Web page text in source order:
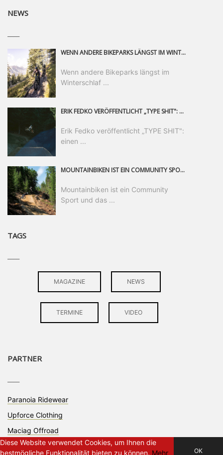
NEWS
WENN ANDERE BIKEPARKS LÄNGST IM WINTERSCHLAF SIND, IST MAN IN SAALFELDEN LEOGANG IMMER NOCH AM MOUNTAINBIKEN. IST DER HERBST DIE SCHÖNSTE ZEIT DES JAHRES? AUF DEN TRAILS RUND UM SAALFELDEN LEOGANG UND IM EPIC BIKEPARK LEOGANG IST ER DAS AUF JEDEN FALL – UND DIE GEFÜHLT DIE LÄNGSTE NOCH DAZU. NOCH BIS MINDESTENS 8. NOVEMBER STEHT DAS PINZGAUER MOUNTAINBIKE-PARADIES ALLEN RIDERN OFFEN, DIE EINFACH NICHT GENUG KRIEGEN KÖNNEN. DABEI HÄLT DIE GOLDENE JAHRESZEIT IN SAALFELDEN LEOGANG WEIT MEHR ALS LINES, TRAILS UND HERBSTPANORAMEN BEREIT: MIT DEM BIKE FESTIVAL, VERSCHIEDENEN LADIES SHRED EVENTS UND EINEM DIE GESAMTE SAISON ANDAUERNDEN PHOTO CONTEST ZUM 25-JÄHRIGEN BIKEPARK-JUBILÄUM GIBT ES RUND UM ÖSTERREICHS ÄLTESTEN BIKEPARK EINIGES ZU ERLEBEN.
Wenn andere Bikeparks längst im
Winterschlaf ...
ERIK FEDKO VERÖFFENTLICHT „TYPE SHIT": EINEN 23-MINÜTIGEN MOUNTAINBIKE-FILM, ÜBER DREI JAHRE RUND UM DIE WELT GEDREHT. ZEITGLEICH LAUNCHT ER DIE GLEICHNAMIGE KOLLEKTION SEINER BRAND TYPE. EIN SEGMENT DES FILMS ERSCHEINT SEPARAT AUF RED BULL BIKE.
Erik Fedko veröffentlicht „TYPE SHIT":
einen ...
MOUNTAINBIKEN IST EIN COMMUNITY SPORT UND DAS BEWEIST SICH IN DER BIKE REPUBLIC SÖLDEN GERADE EINDRUCKSVOLL AUF ALLEN LEVELN. FREERIDE PROFI, SHAPERIN UND FRISCH GEWÄHLTE SWATCH NINES MVP VERO SANDLER IST BEGEISTERT VON DER VIELFALT DER BIKE DESTINATION, DER NEUEN JUMPLINE UND PLÄDIERT FÜR MUT BEI (FRAUEN) COMMUNITIES. VERO UND IHR VERLOBTER SAM HODGES VERBRINGEN MEHRERE MONATE IN DER BIKE REPUBLIC UND LASSEN UNS DARAN TEILHABEN. UM COMMUNITY GEHT ES AUCH BEI DER PARTNERSCHAFT ZWISCHEN SÖLDEN UND DEM NEUEN RIDERS PARK DONOVALY IN DER SLOWAKEI: DER DORTIGE TOURISMUSDIREKTOR JIRI PEC IST ÜBERZEUGT: VON MEHR BIKEPARKS PROFITIERT DIE GANZE MTB-SZENE – UND MIT DOMINIK LINSER, GESCHÄFTSFÜHRER DER BRS, HAT ER DAMIT DEN PERFEKTEN PARTNER GEFUNDEN.
Mountainbiken ist ein Community
Sport und das ...
TAGS
MAGAZINE NEWS
TERMINE VIDEO
PARTNER
Paranoia Ridewear
Upforce Clothing
Maciag Offroad
OK
Diese Website verwendet Cookies, um Ihnen die
bestmögliche Funktionalität bieten zu können. Mehr